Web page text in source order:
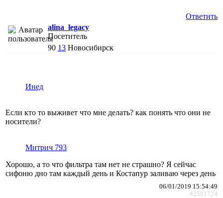
Ответить
alina_legacy
Посетитель
90 13 Новосибирск
Инед
Если кто то выживет что мне делать? как понять что они не
носители?
Митрич 793
Хорошо, а то что фильтра там нет не страшно? Я сейчас
сифоню дно там каждый день и Костапур заливаю через день
06/01/2019 15:54:49
#2581724